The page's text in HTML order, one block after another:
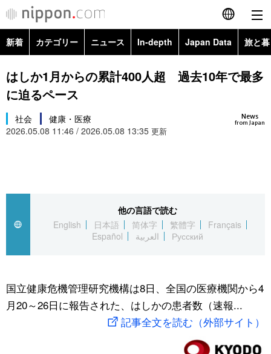
English
简体字
Русский
カテゴリー
国際
社会
文化
アーカイブ
Japan Data
旅と暮らし
動画/Live
新着 カテゴリー ニュース In-depth Japan Data 旅と
政治・外交
経済・ビジネス
国際・海外
文化
科学・技術
暮らし
スポーツ・東京2020
Topics
はしか1月からの累計400人超 過去10年で最多
に迫るペース
News
from Japan
社会
健康・医療
2026.05.08 11:46 / 2026.05.08 13:35 更新
他の言語で読む
English
日本語 简体字 繁體字
Français
Español
العربية Русский
国立健康危機管理研究機構は8日、全国の医療機関から4
月20～26日に報告された、はしかの患者数（速報...
記事全文を読む（外部サイト）